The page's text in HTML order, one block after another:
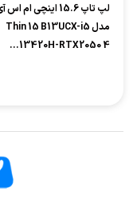
لپ تاپ 15.6 اینچی ام اس
مدل Thin 15 B13UCX-i5
13420H-RTX2050 4...